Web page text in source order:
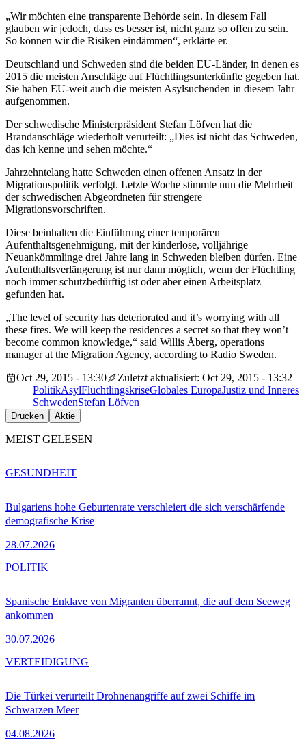
„Wir möchten eine transparente Behörde sein. In diesem Fall
glauben wir jedoch, dass es besser ist, nicht ganz so offen zu sein.
So können wir die Risiken eindämmen“, erklärte er.
Deutschland und Schweden sind die beiden EU-Länder, in denen es
2015 die meisten Anschläge auf Flüchtlingsunterkünfte gegeben hat.
Sie haben EU-weit auch die meisten Asylsuchenden in diesem Jahr
aufgenommen.
Der schwedische Ministerpräsident Stefan Löfven hat die
Brandanschläge wiederholt verurteilt: „Dies ist nicht das Schweden,
das ich kenne und sehen möchte.“
Jahrzehntelang hatte Schweden einen offenen Ansatz in der
Migrationspolitik verfolgt. Letzte Woche stimmte nun die Mehrheit
der schwedischen Abgeordneten für strengere
Migrationsvorschriften.
Diese beinhalten die Einführung einer temporären
Aufenthaltsgenehmigung, mit der kinderlose, volljährige
Neuankömmlinge drei Jahre lang in Schweden bleiben dürfen. Eine
Aufenthaltsverlängerung ist nur dann möglich, wenn der Flüchtling
noch immer schutzbedürftig ist oder aber einen Arbeitsplatz
gefunden hat.
„The level of security has deteriorated and it’s worrying with all
these fires. We will keep the residences a secret so that they won’t
become common knowledge,“ said Willis Åberg, operations
manager at the Migration Agency, according to Radio Sweden.
Oct 29, 2015 - 13:30
Zuletzt aktualisiert: Oct 29, 2015 - 13:32
PolitikAsylFlüchtlingskriseGlobales EuropaJustiz und Inneres
SchwedenStefan Löfven
Drucken Aktie
MEIST GELESEN
Bulgariens hohe Geburtenrate verschleiert die sich verschärfende
demografische Krise
28.07.2026
GESUNDHEIT
Spanische Enklave von Migranten überrannt, die auf dem Seeweg
ankommen
30.07.2026
POLITIK
Die Türkei verurteilt Drohnenangriffe auf zwei Schiffe im
Schwarzen Meer
04.08.2026
VERTEIDIGUNG